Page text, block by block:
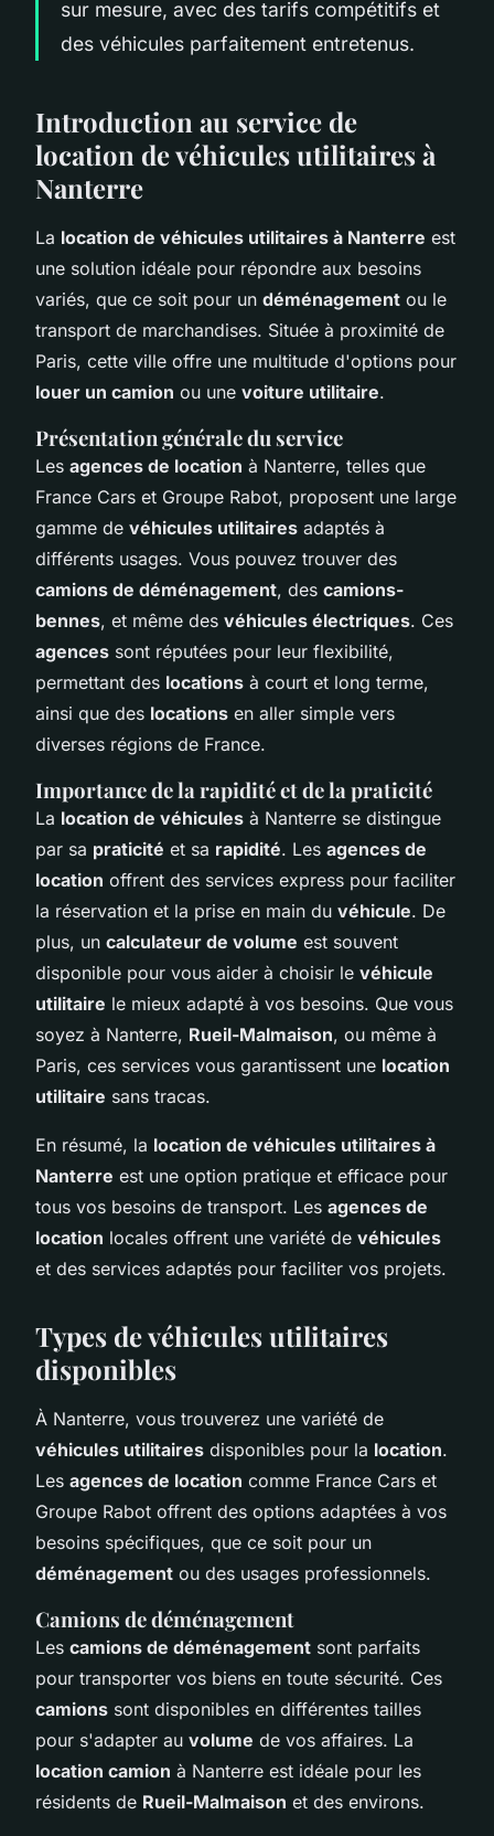
sur mesure, avec des tarifs compétitifs et
des véhicules parfaitement entretenus.
Introduction au service de
location de véhicules utilitaires à
Nanterre
La location de véhicules utilitaires à Nanterre est
une solution idéale pour répondre aux besoins
variés, que ce soit pour un déménagement ou le
transport de marchandises. Située à proximité de
Paris, cette ville offre une multitude d'options pour
louer un camion ou une voiture utilitaire.
Présentation générale du service
Les agences de location à Nanterre, telles que
France Cars et Groupe Rabot, proposent une large
gamme de véhicules utilitaires adaptés à
différents usages. Vous pouvez trouver des
camions de déménagement, des camions-
bennes, et même des véhicules électriques. Ces
agences sont réputées pour leur flexibilité,
permettant des locations à court et long terme,
ainsi que des locations en aller simple vers
diverses régions de France.
Importance de la rapidité et de la praticité
La location de véhicules à Nanterre se distingue
par sa praticité et sa rapidité. Les agences de
location offrent des services express pour faciliter
la réservation et la prise en main du véhicule. De
plus, un calculateur de volume est souvent
disponible pour vous aider à choisir le véhicule
utilitaire le mieux adapté à vos besoins. Que vous
soyez à Nanterre, Rueil-Malmaison, ou même à
Paris, ces services vous garantissent une location
utilitaire sans tracas.
En résumé, la location de véhicules utilitaires à
Nanterre est une option pratique et efficace pour
tous vos besoins de transport. Les agences de
location locales offrent une variété de véhicules
et des services adaptés pour faciliter vos projets.
Types de véhicules utilitaires
disponibles
À Nanterre, vous trouverez une variété de
véhicules utilitaires disponibles pour la location.
Les agences de location comme France Cars et
Groupe Rabot offrent des options adaptées à vos
besoins spécifiques, que ce soit pour un
déménagement ou des usages professionnels.
Camions de déménagement
Les camions de déménagement sont parfaits
pour transporter vos biens en toute sécurité. Ces
camions sont disponibles en différentes tailles
pour s'adapter au volume de vos affaires. La
location camion à Nanterre est idéale pour les
résidents de Rueil-Malmaison et des environs.